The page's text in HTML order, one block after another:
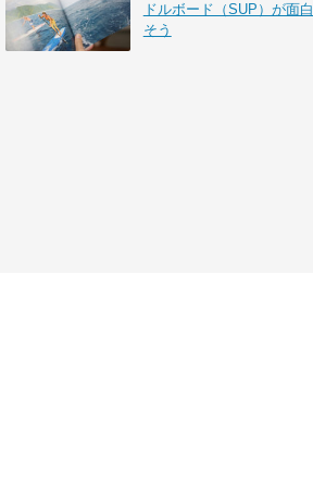
ドルボード（SUP）が面白
そう